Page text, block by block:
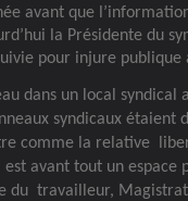
avant que
la Présidente du
pour injure publique
dans un local syndical
syndicaux étaient
comme la relative
avant tout un espace
du travailleur,